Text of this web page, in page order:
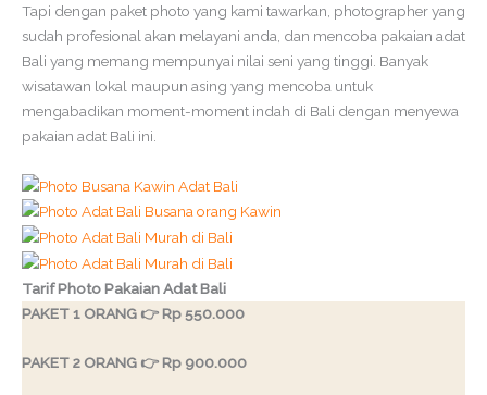
Tapi dengan paket photo yang kami tawarkan, photographer yang
sudah profesional akan melayani anda, dan mencoba pakaian adat
Bali yang memang mempunyai nilai seni yang tinggi. Banyak
wisatawan lokal maupun asing yang mencoba untuk
mengabadikan moment-moment indah di Bali dengan menyewa
pakaian adat Bali ini.
Tarif Photo Pakaian Adat Bali
PAKET 1 ORANG 👉 Rp 550.000
PAKET 2 ORANG 👉 Rp 900.000